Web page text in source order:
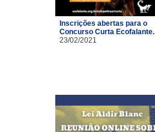
Inscrições abertas para o
Concurso Curta Ecofalante.
23/02/2021